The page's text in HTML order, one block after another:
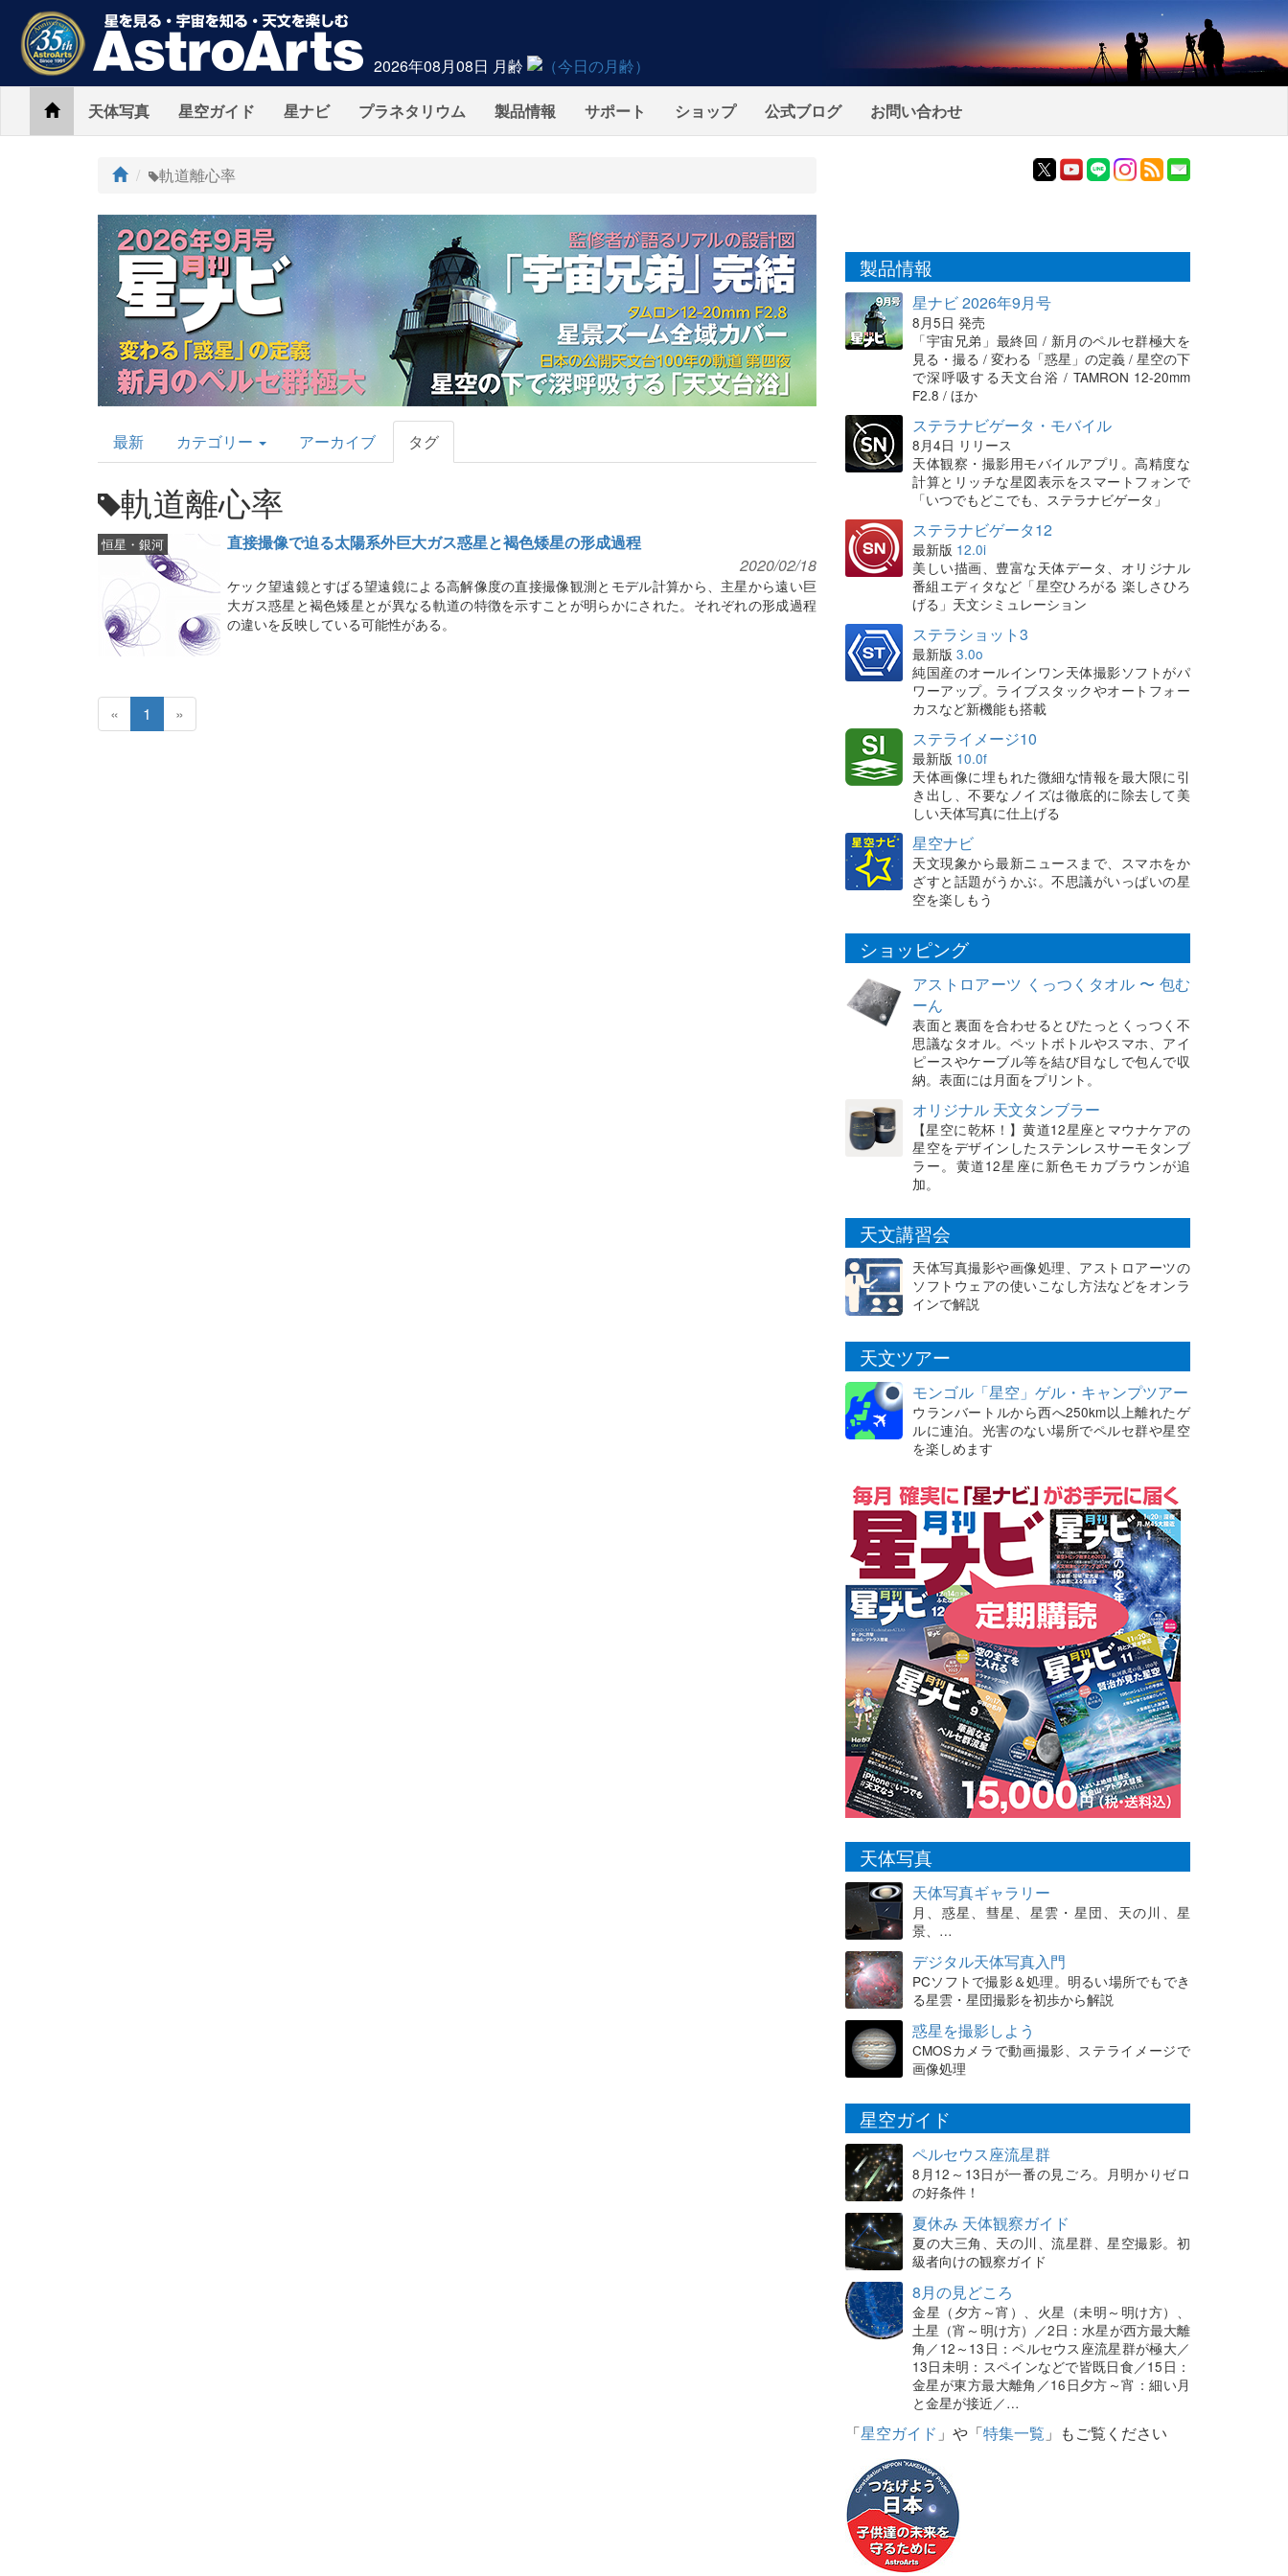
2026年08月08日 月齢
Home天体写真 星空ガイド 星ナビ プラネタリウム 製品情報 サポート ショップ 公式ブログ お問い合わせ
ト
プ
軌道離心率
AstroArts
Topics
最新 カテゴリー アーカイブ タグ
軌道離心率
直接撮像で迫る太陽系外巨大ガス惑星と褐色矮星の形成過程
恒星・銀河
2020/02/18
ケック望遠鏡とすばる望遠鏡による高解像度の直接撮像観測とモデル計算から、主星から遠い巨
大ガス惑星と褐色矮星とが異なる軌道の特徴を示すことが明らかにされた。それぞれの形成過程
の違いを反映している可能性がある。
« 1 »
製品情報
星ナビ 2026年9月号
8月5日 発売
「宇宙兄弟」最終回 / 新月のペルセ群極大を
見る・撮る / 変わる「惑星」の定義 / 星空の下
で深呼吸する天文台浴 / TAMRON 12-20mm
F2.8 / ほか
ステラナビゲータ・モバイル
8月4日 リリース
天体観察・撮影用モバイルアプリ。高精度な
計算とリッチな星図表示をスマートフォンで
「いつでもどこでも、ステラナビゲータ」
ステラナビゲータ12
最新版 12.0i
美しい描画、豊富な天体データ、オリジナル
番組エディタなど「星空ひろがる 楽しさひろ
げる」天文シミュレーション
ステラショット3
最新版 3.0o
純国産のオールインワン天体撮影ソフトがパ
ワーアップ。ライブスタックやオートフォー
カスなど新機能も搭載
ステライメージ10
最新版 10.0f
天体画像に埋もれた微細な情報を最大限に引
き出し、不要なノイズは徹底的に除去して美
しい天体写真に仕上げる
星空ナビ
天文現象から最新ニュースまで、スマホをか
ざすと話題がうかぶ。不思議がいっぱいの星
空を楽しもう
ショッピング
アストロアーツ くっつくタオル 〜 包む
ーん
表面と裏面を合わせるとぴたっとくっつく不
思議なタオル。ペットボトルやスマホ、アイ
ピースやケーブル等を結び目なしで包んで収
納。表面には月面をプリント。
オリジナル 天文タンブラー
【星空に乾杯！】黄道12星座とマウナケアの
星空をデザインしたステンレスサーモタンブ
ラー。黄道12星座に新色モカブラウンが追
加。
天文講習会
天体写真撮影や画像処理、アストロアーツの
ソフトウェアの使いこなし方法などをオンラ
インで解説
天文ツアー
モンゴル「星空」ゲル・キャンプツアー
ウランバートルから西へ250km以上離れたゲ
ルに連泊。光害のない場所でペルセ群や星空
を楽しめます
天体写真
天体写真ギャラリー
月、惑星、彗星、星雲・星団、天の川、星
景、…
デジタル天体写真入門
PCソフトで撮影＆処理。明るい場所でもでき
る星雲・星団撮影を初歩から解説
惑星を撮影しよう
CMOSカメラで動画撮影、ステライメージで
画像処理
星空ガイド
ペルセウス座流星群
8月12～13日が一番の見ごろ。月明かりゼロ
の好条件！
夏休み 天体観察ガイド
夏の大三角、天の川、流星群、星空撮影。初
級者向けの観察ガイド
8月の見どころ
金星（夕方～宵）、火星（未明～明け方）、
土星（宵～明け方）／2日：水星が西方最大離
角／12～13日：ペルセウス座流星群が極大／
13日未明：スペインなどで皆既日食／15日：
金星が東方最大離角／16日夕方～宵：細い月
と金星が接近／…
「星空ガイド 」や「特集一覧 」もご覧ください